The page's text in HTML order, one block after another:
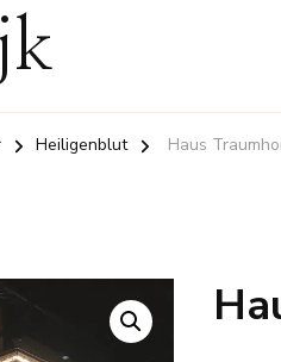
Heiligenblut Haus